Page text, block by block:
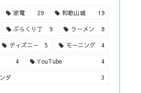
家電 29 和歌山城 19
ぶらくり丁 9 ラーメン 8
ディズニー 5 モーニング 4
4 YouTube 4
ダ 3